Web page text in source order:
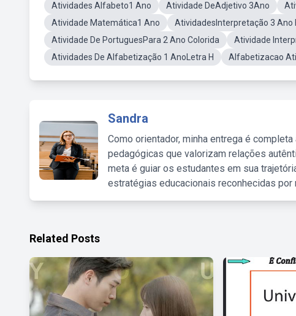
Atividades Alfabeto1 Ano
Atividade DeAdjetivo 3Ano
Atividade Matemática1 Ano
AtividadesInterpretação 3 Ano
Atividade De PortuguesPara 2 Ano Colorida
Atividade
Atividades De Alfabetização 1 AnoLetra H
Alfabetizacao
Sandra
Como orientador, minha entrega é
pedagógicas que valorizam relações
meta é guiar os estudantes em sua
estratégias educacionais reconhecidas
Related Posts